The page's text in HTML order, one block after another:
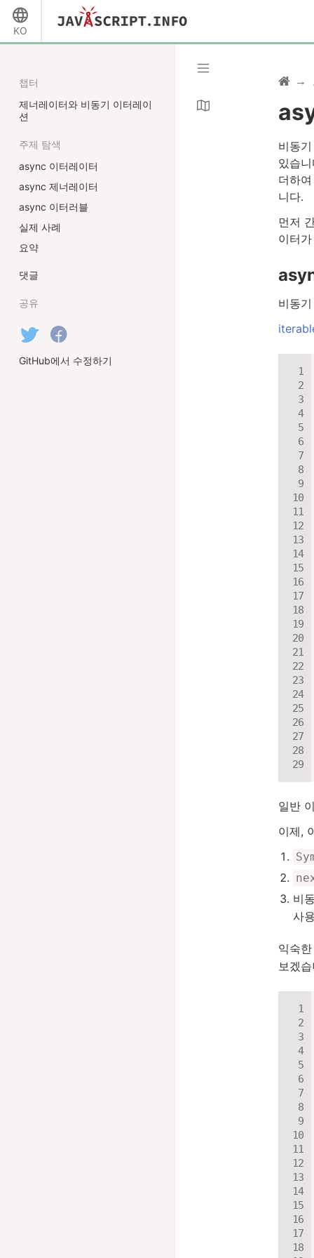
KO
비동
있습
더하
니다.
먼저
이터
비동
일반
이제,
비
사
익숙
보겠
챕터
제너레이터와 비동기 이터레이
션
주제 탐색
async 이터레이터
async 제너레이터
async 이터러블
실제 사례
요약
댓글
공유
GitHub에서 수정하기